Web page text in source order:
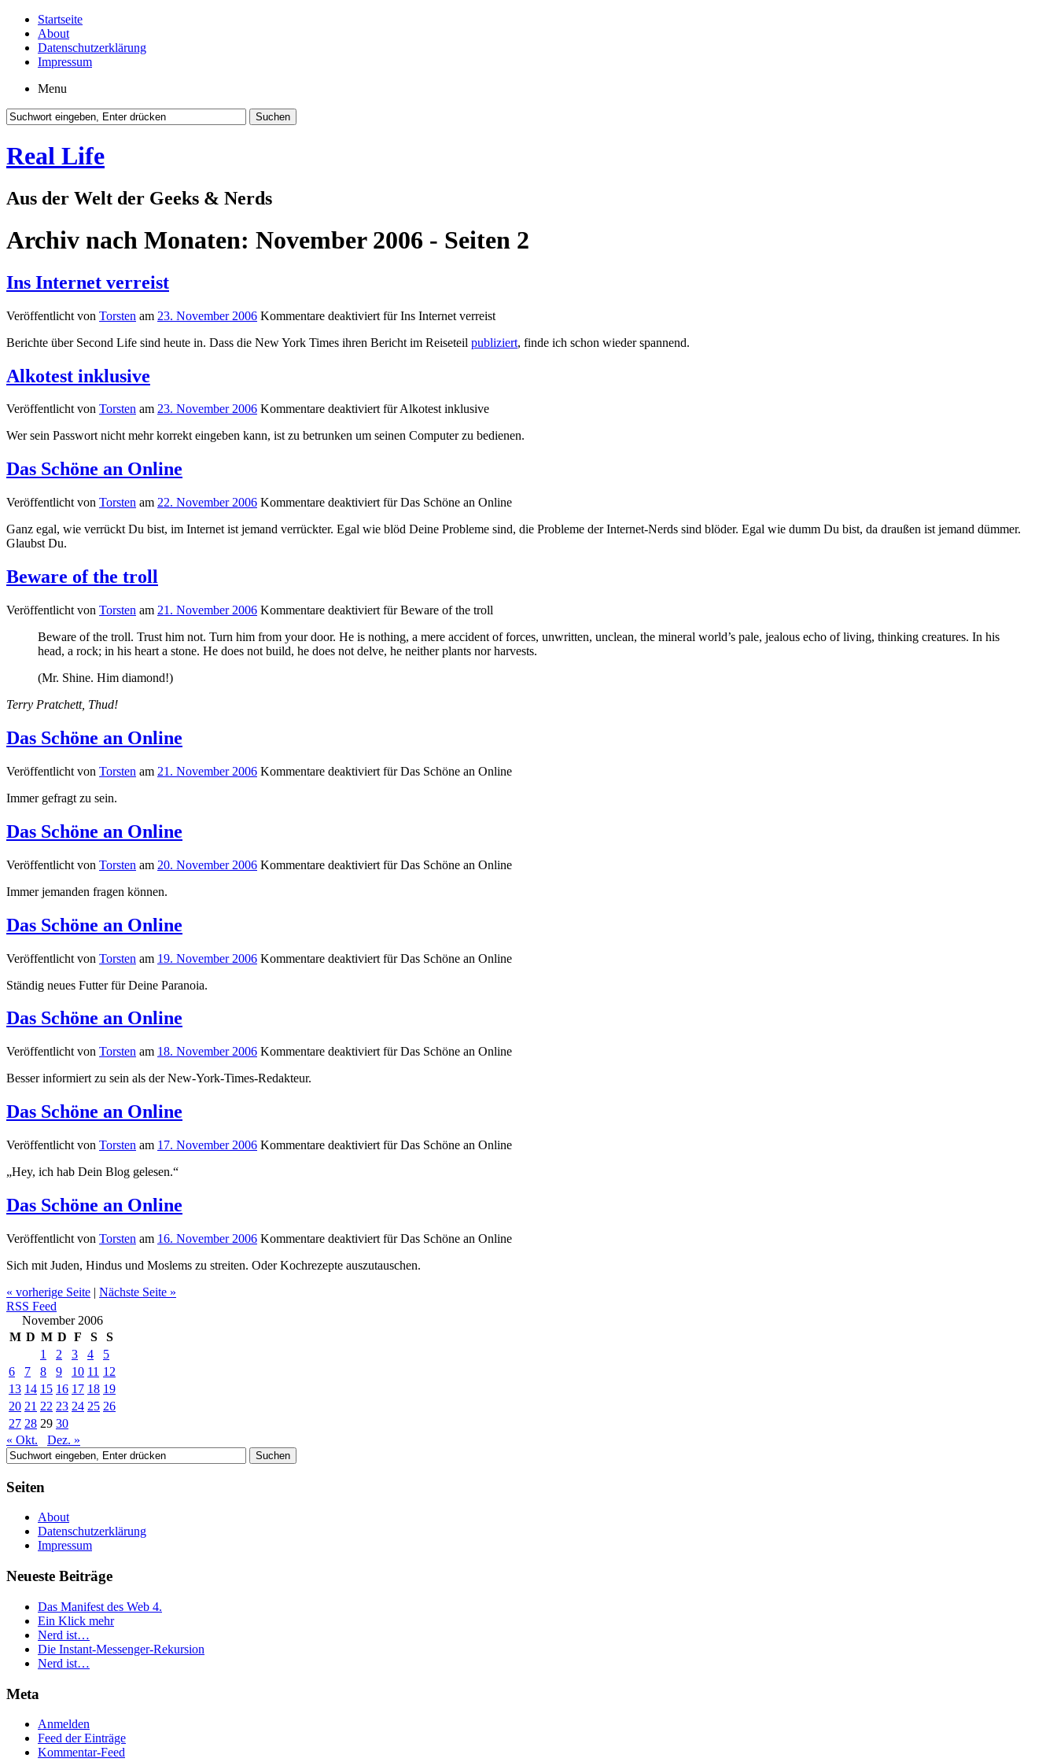
Startseite
About
Datenschutzerklärung
Impressum
Menu
Real Life
Aus der Welt der Geeks & Nerds
Archiv nach Monaten: November 2006 - Seiten 2
Ins Internet verreist
Veröffentlicht von Torsten am 23. November 2006 Kommentare deaktiviert für Ins Internet verreist
Berichte über Second Life sind heute in. Dass die New York Times ihren Bericht im Reiseteil publiziert, finde ich schon wieder spannend.
Alkotest inklusive
Veröffentlicht von Torsten am 23. November 2006 Kommentare deaktiviertfür Alkotest inklusive
Wer sein Passwort nicht mehr korrekt eingeben kann, ist zu betrunken um seinen Computer zu bedienen.
Das Schöne an Online
Veröffentlicht von Torsten am 22. November 2006 Kommentare deaktiviert für Das Schöne an Online
Ganz egal, wie verrückt Du bist, im Internet ist jemand verrückter. Egal wie blöd Deine Probleme sind, die Probleme der Internet-Nerds sind blöder. Egal wie dumm Du bist, da draußen ist jemand dümmer.
Glaubst Du.
Beware of the troll
Veröffentlicht von Torsten am 21. November 2006 Kommentare deaktiviert für Beware of the troll
Beware of the troll. Trust him not. Turn him from your door. He is nothing, a mere accident of forces, unwritten, unclean, the mineral world’s pale, jealous echo of living, thinking creatures. In his
head, a rock; in his heart a stone. He does not build, he does not delve, he neither plants nor harvests.
(Mr. Shine. Him diamond!)
Terry Pratchett, Thud!
Das Schöne an Online
Veröffentlicht von Torsten am 21. November 2006 Kommentare deaktiviert für Das Schöne an Online
Immer gefragt zu sein.
Das Schöne an Online
Veröffentlicht von Torsten am 20. November 2006 Kommentare deaktiviert für Das Schöne an Online
Immer jemanden fragen können.
Das Schöne an Online
Veröffentlicht von Torsten am 19. November 2006 Kommentare deaktiviert für Das Schöne an Online
Ständig neues Futter für Deine Paranoia.
Das Schöne an Online
Veröffentlicht von Torsten am 18. November 2006 Kommentare deaktiviert für Das Schöne an Online
Besser informiert zu sein als der New-York-Times-Redakteur.
Das Schöne an Online
Veröffentlicht von Torsten am 17. November 2006 Kommentare deaktiviert für Das Schöne an Online
„Hey, ich hab Dein Blog gelesen.“
Das Schöne an Online
Veröffentlicht von Torsten am 16. November 2006 Kommentare deaktiviert für Das Schöne an Online
Sich mit Juden, Hindus und Moslems zu streiten. Oder Kochrezepte auszutauschen.
« vorherige Seite | Nächste Seite »
RSS Feed
November 2006
M D M D F S
S
1
2 3 4
5
6
7 8 9 10 11 12
13 14 15 16 17 18 19
20 21 22 23 24 25 26
27 28 29 30
« Okt.
Dez. »
Seiten
About
Datenschutzerklärung
Impressum
Neueste Beiträge
Das Manifest des Web 4.
Ein Klick mehr
Nerd ist…
Die Instant-Messenger-Rekursion
Nerd ist…
Meta
Anmelden
Feed der Einträge
Kommentar-Feed